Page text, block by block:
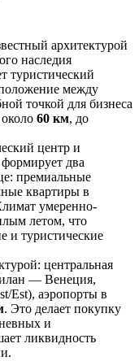
архитектурой
наследия
туристический
между
точкой для бизнеса
60 км, до
центр и
два
премиальные
квартиры в
умеренно-
летом, что
и туристические
центральная
— Венеция,
Est), аэропорты в
. Это делает покупку
и
ликвидность